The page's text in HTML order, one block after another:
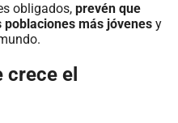
obligados, prevén que
más jóvenes y
crece el